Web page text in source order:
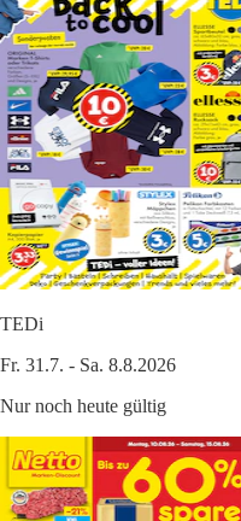
TEDi
Fr. 31.7. - Sa. 8.8.2026
Nur noch heute gültig